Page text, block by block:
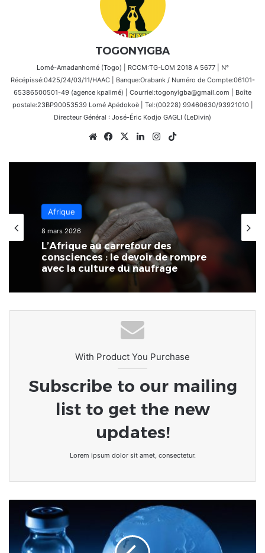
TOGONYIGBA
Lomé-Amadanhomé (Togo) | RCCM:TG-LOM 2018 A 5677 | N°
Récépissé:0425/24/03/11/HAAC | Banque:Orabank / Numéro de Compte:06101-
65386500501-49 (agence kpalimé) | Courriel:togonyigba@gmail.com | Boîte
postale:23BP90053539 Lomé Apédokoè | Tel:(00228) 99460630/93921010 |
Directeur Général : José-Éric Kodjo GAGLI (LeDivin)
WebsiteFacebook
X LinkedinInstagram
Afrique
8 mars 2026
L’Afrique au carrefour des
consciences : le devoir de rompre
avec la culture du naufrage
With Product You Purchase
Subscribe to our mailing
list to get the new
updates!
Lorem ipsum dolor sit amet, consectetur.
vaccins
contre